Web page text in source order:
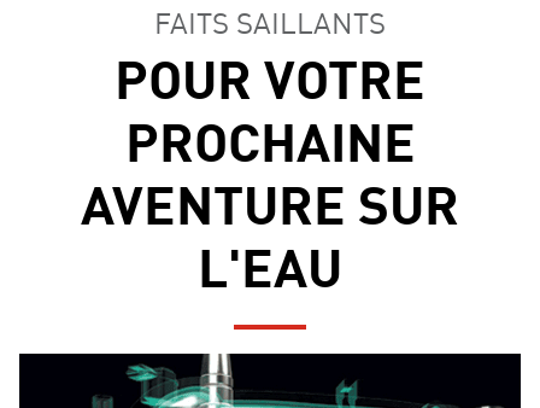
FAITS SAILLANTS
POUR VOTRE
PROCHAINE
AVENTURE SUR
L'EAU